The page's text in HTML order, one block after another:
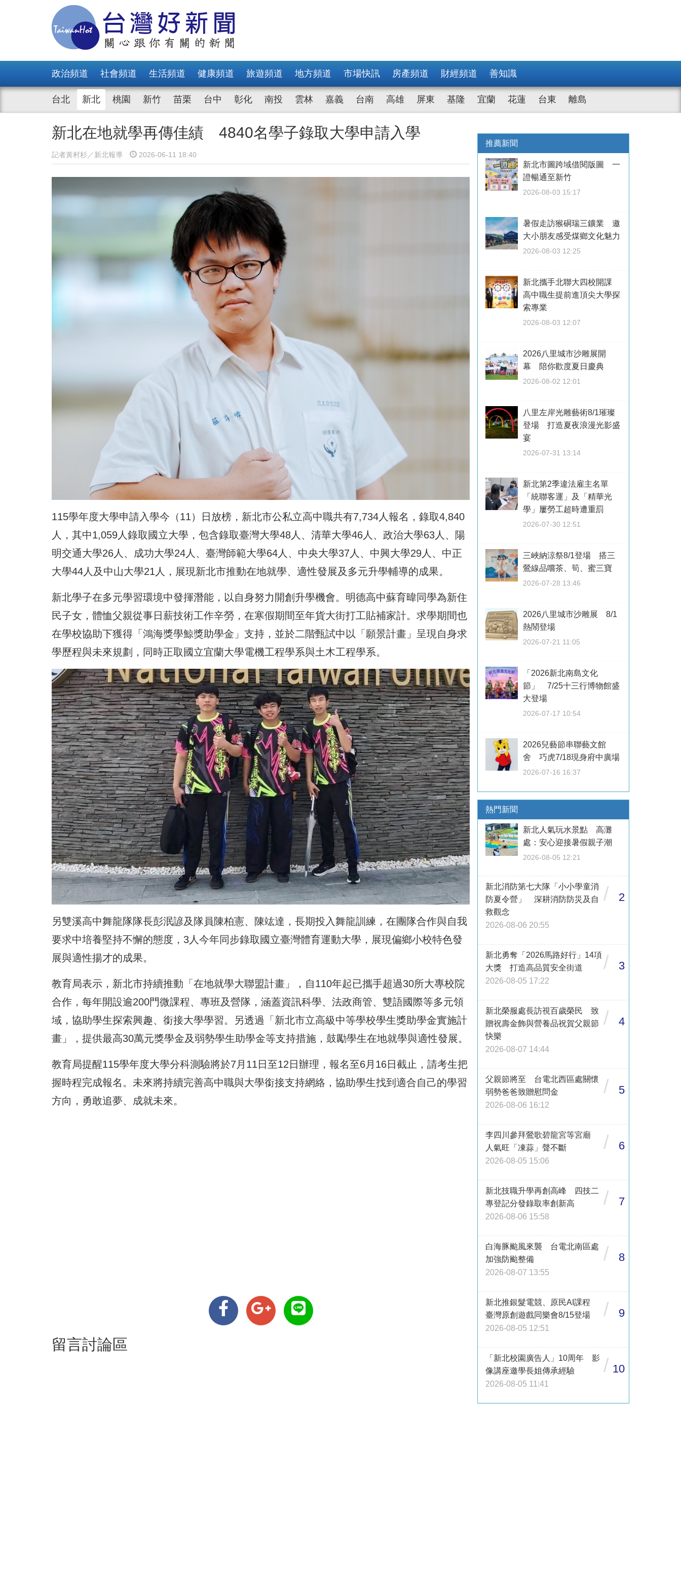
政治頻道 社會頻道 生活頻道 健康頻道 旅遊頻道 地方頻道 市場快訊 房產頻道 財經頻道 善知識
台北 新北 桃園 新竹 苗栗 台中 彰化 南投 雲林 嘉義 台南 高雄 屏東 基隆 宜蘭 花蓮 台東 離島
新北在地就學再傳佳績 4840名學子錄取大學申請入學
記者黃村杉／新北報導 2026-06-11 18:40
115學年度大學申請入學今（11）日放榜，新北市公私立高中職共有7,734人報名，錄取4,840
人，其中1,059人錄取國立大學，包含錄取臺灣大學48人、清華大學46人、政治大學63人、陽
明交通大學26人、成功大學24人、臺灣師範大學64人、中央大學37人、中興大學29人、中正
大學44人及中山大學21人，展現新北市推動在地就學、適性發展及多元升學輔導的成果。
新北學子在多元學習環境中發揮潛能，以自身努力開創升學機會。明德高中蘇育暐同學為新住
民子女，體恤父親從事日薪技術工作辛勞，在寒假期間至年貨大街打工貼補家計。求學期間也
在學校協助下獲得「鴻海獎學鯨獎助學金」支持，並於二階甄試中以「願景計畫」呈現自身求
學歷程與未來規劃，同時正取國立宜蘭大學電機工程學系與土木工程學系。
另雙溪高中舞龍隊隊長彭泯諺及隊員陳柏憲、陳竑達，長期投入舞龍訓練，在團隊合作與自我
要求中培養堅持不懈的態度，3人今年同步錄取國立臺灣體育運動大學，展現偏鄉小校特色發
展與適性揚才的成果。
教育局表示，新北市持續推動「在地就學大聯盟計畫」，自110年起已攜手超過30所大專校院
合作，每年開設逾200門微課程、專班及營隊，涵蓋資訊科學、法政商管、雙語國際等多元領
域，協助學生探索興趣、銜接大學學習。另透過「新北市立高級中等學校學生獎助學金實施計
畫」，提供最高30萬元獎學金及弱勢學生助學金等支持措施，鼓勵學生在地就學與適性發展。
教育局提醒115學年度大學分科測驗將於7月11日至12日辦理，報名至6月16日截止，請考生把
握時程完成報名。未來將持續完善高中職與大學銜接支持網絡，協助學生找到適合自己的學習
方向，勇敢追夢、成就未來。
留言討論區
推薦新聞
新北市圖跨域借閱版圖 一
證暢通至新竹
2026-08-03 15:17
暑假走訪猴硐瑞三鑛業 邀
大小朋友感受煤鄉文化魅力
2026-08-03 12:25
新北攜手北聯大四校開課
高中職生提前進頂尖大學探
索專業
2026-08-03 12:07
2026八里城市沙雕展開
幕 陪你歡度夏日慶典
2026-08-02 12:01
八里左岸光雕藝術8/1璀璨
登場 打造夏夜浪漫光影盛
宴
2026-07-31 13:14
新北第2季違法雇主名單
「統聯客運」及「精華光
學」屢勞工超時遭重罰
2026-07-30 12:51
三峽納涼祭8/1登場 搭三
鶯線品嚐茶、筍、蜜三寶
2026-07-28 13:46
2026八里城市沙雕展 8/1
熱鬧登場
2026-07-21 11:05
「2026新北南島文化
節」 7/25十三行博物館盛
大登場
2026-07-17 10:54
2026兒藝節串聯藝文館
舍 巧虎7/18現身府中廣場
2026-07-16 16:37
熱門新聞
新北人氣玩水景點 高灘
處：安心迎接暑假親子潮
2026-08-05 12:21
新北消防第七大隊「小小學童消
防夏令營」 深耕消防防災及自
救觀念
2026-08-06 20:55
/ 2
新北勇奪「2026馬路好行」14項
大獎 打造高品質安全街道
2026-08-05 17:22
/ 3
新北榮服處長訪視百歲榮民 致
贈祝壽金飾與營養品祝賀父親節
快樂
2026-08-07 14:44
/ 4
父親節將至 台電北西區處關懷
弱勢爸爸致贈慰問金
2026-08-06 16:12
/ 5
李四川參拜鶯歌碧龍宮等宮廟
人氣旺「凍蒜」聲不斷
2026-08-05 15:06
/ 6
新北技職升學再創高峰 四技二
專登記分發錄取率創新高
2026-08-06 15:58
/ 7
白海豚颱風來襲 台電北南區處
加強防颱整備
2026-08-07 13:55
/ 8
新北推銀髮電競、原民AI課程
臺灣原創遊戲同樂會8/15登場
2026-08-05 12:51
/ 9
「新北校園廣告人」10周年 影
像講座邀學長姐傳承經驗
2026-08-05 11:41
/ 10